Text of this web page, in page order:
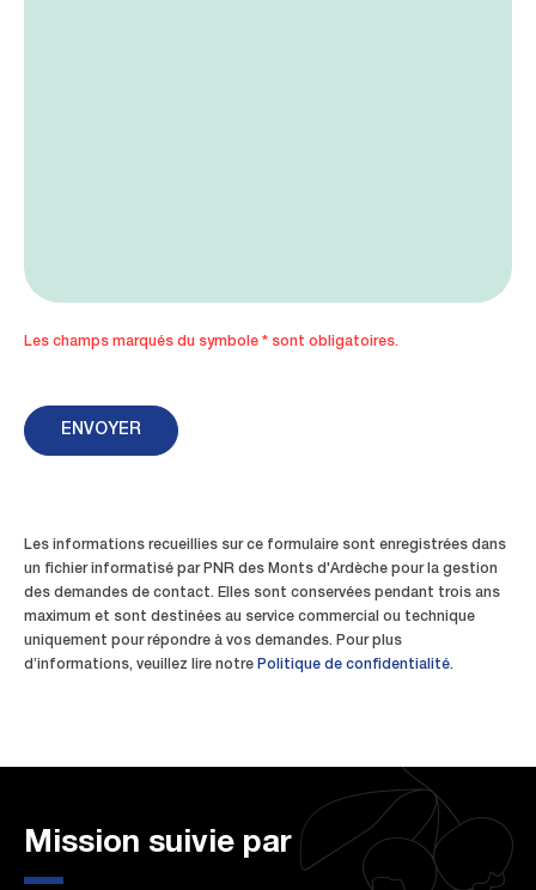
Les champs marqués du symbole * sont obligatoires.
ENVOYER
Les informations recueillies sur ce formulaire sont enregistrées dans
un fichier informatisé par PNR des Monts d'Ardèche pour la gestion
des demandes de contact. Elles sont conservées pendant trois ans
maximum et sont destinées au service commercial ou technique
uniquement pour répondre à vos demandes. Pour plus
d’informations, veuillez lire notre Politique de confidentialité.
Mission suivie par